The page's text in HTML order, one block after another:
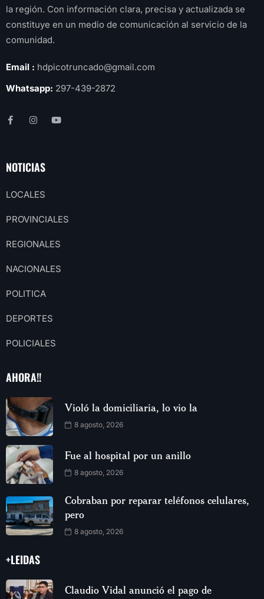
la región. Con información clara, precisa y actualizada se
constituye en un medio de comunicación al servicio de la
comunidad.
Email : hdpicotruncado@gmail.com
Whatsapp: 297-439-2872
NOTICIAS
LOCALES
PROVINCIALES
REGIONALES
NACIONALES
POLITICA
DEPORTES
POLICIALES
AHORA!!
Violó la domiciliaria, lo vio la
8 agosto, 2026
Fue al hospital por un anillo
8 agosto, 2026
Cobraban por reparar teléfonos celulares,
pero
8 agosto, 2026
+LEIDAS
Claudio Vidal anunció el pago de